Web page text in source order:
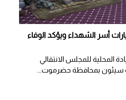
أسر الشهداء ويؤكد الوفاء
المحلية للمجلس الانتقالي
سيئون بمحافظة حضرموت...